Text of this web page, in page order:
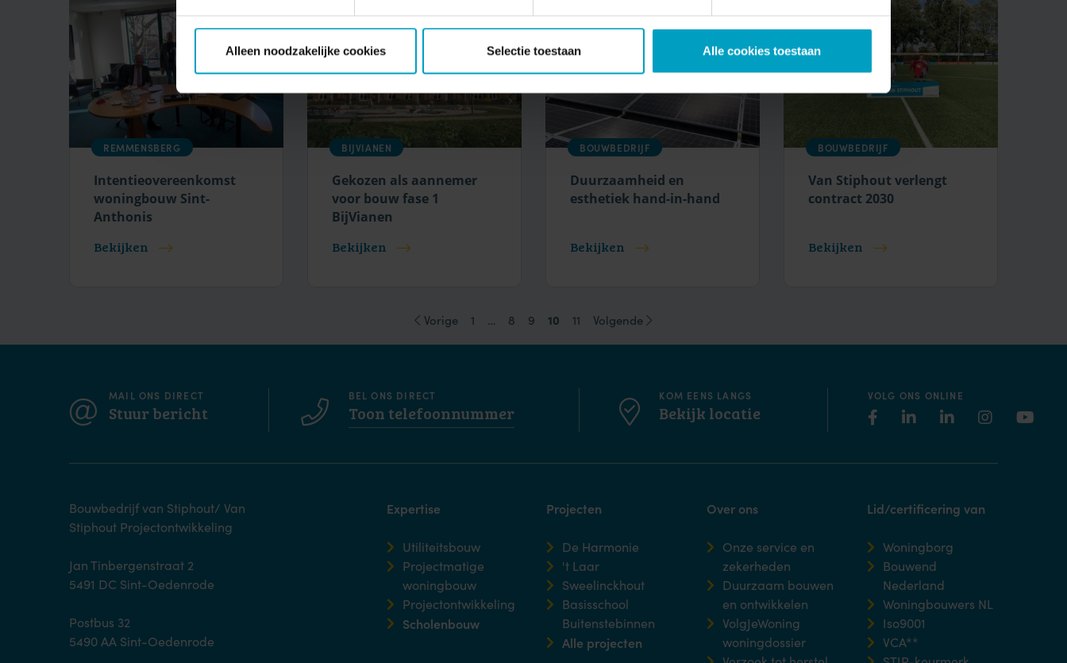
Alleen noodzakelijke cookies Selectie toestaan Alle cookies toestaan
REMMENSBERG
Intentieovereenkomst
woningbouw Sint-
Anthonis
Bekijken
BIJVIANEN
Gekozen als aannemer
voor bouw fase 1
BijVianen
Bekijken
BOUWBEDRIJF
Duurzaamheid en
esthetiek hand-in-hand
Bekijken
BOUWBEDRIJF
Van Stiphout verlengt
contract 2030
Bekijken
Vorige 1 … 8 9 10 11 Volgende
MAIL ONS DIRECT
Stuur bericht
BEL ONS DIRECT
Toon telefoonnummer
KOM EENS LANGS
Bekijk locatie
VOLG ONS ONLINE
Bouwbedrijf van Stiphout/ Van
Stiphout Projectontwikkeling
Jan Tinbergenstraat 2
5491 DC Sint-Oedenrode
Postbus 32
5490 AA Sint-Oedenrode
Expertise
Utiliteitsbouw
Projectmatige
woningbouw
Projectontwikkeling
Scholenbouw
Projecten
De Harmonie
't Laar
Sweelinckhout
Basisschool
Buitenstebinnen
Alle projecten
Over ons
Onze service en
zekerheden
Duurzaam bouwen
en ontwikkelen
VolgJeWoning
woningdossier
Lid/certificering van
Woningborg
Bouwend
Nederland
Woningbouwers NL
Iso9001
VCA**